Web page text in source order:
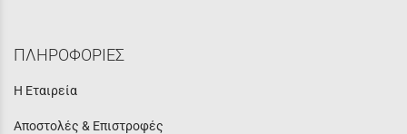
ΠΛΗΡΟΦΟΡΙΕΣ
Η Εταιρεία
Αποστολές & Επιστροφές